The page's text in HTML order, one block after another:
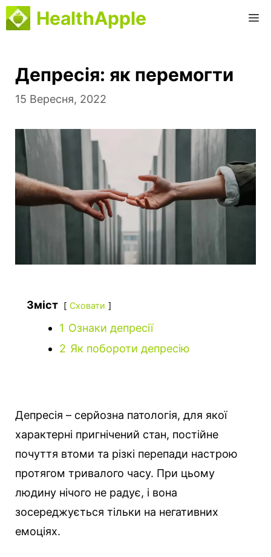
Перейти
до
HealthApple
Депресія: як перемогти
15 Вересня, 2022
Зміст Сховати
1 Ознаки депресії
2 Як побороти депресію
Депресія – серйозна патологія, для якої
характерні пригнічений стан, постійне
почуття втоми та різкі перепади настрою
протягом тривалого часу. При цьому
людину нічого не радує, і вона
зосереджується тільки на негативних
емоціях.